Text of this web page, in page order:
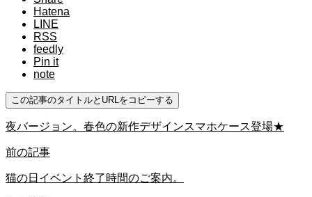
Hatena
LINE
RSS
feedly
Pin it
note
この記事のタイトルとURLをコピーする
夜バージョン。春色の新作デザインスマホケース登場★
前の記事
猫の日イベント終了時間のご案内。